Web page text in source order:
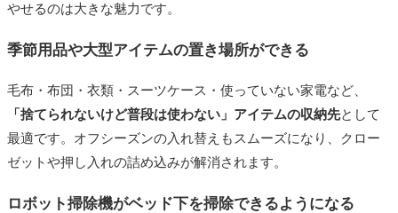
やせるのは大きな魅力です。
季節用品や大型アイテムの置き場所ができる
毛布・布団・衣類・スーツケース・使っていない家電など、
「捨てられないけど普段は使わない」アイテムの収納先として
最適です。オフシーズンの入れ替えもスムーズになり、クロー
ゼットや押し入れの詰め込みが解消されます。
ロボット掃除機がベッド下を掃除できるようになる